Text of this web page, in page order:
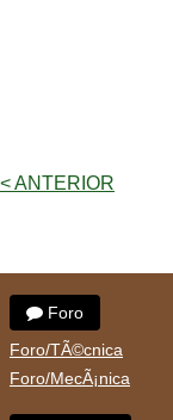
< ANTERIOR
Foro
Foro/TÃ©cnica
Foro/MecÃ¡nica